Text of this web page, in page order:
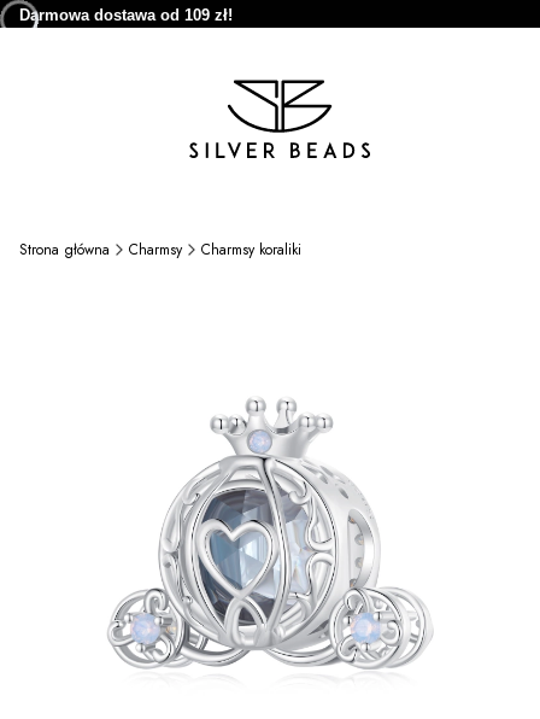
Darmowa dostawa od 109 zł!
Strona główna Charmsy Charmsy koraliki